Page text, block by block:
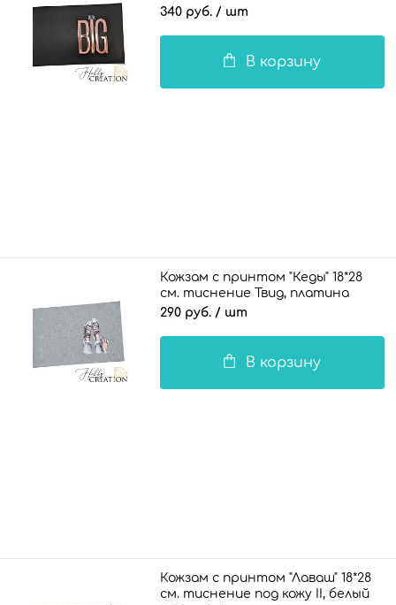
матовый, черный
340 руб. / шт
В корзину
Кожзам с принтом "Кеды" 18*28
см. тиснение Твид, платина
290 руб. / шт
В корзину
Кожзам с принтом "Лаваш" 18*28
см. тиснение под кожу II, белый